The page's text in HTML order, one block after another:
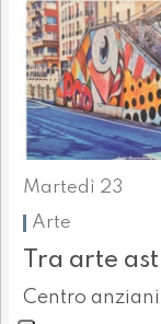
Martedì 23
Arte
Tra arte
Centro anziani